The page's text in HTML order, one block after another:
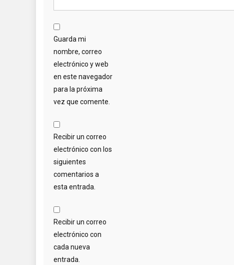
Guarda mi
nombre, correo
electrónico y web
en este navegador
para la próxima
vez que comente.
Recibir un correo
electrónico con los
siguientes
comentarios a
esta entrada.
Recibir un correo
electrónico con
cada nueva
entrada.